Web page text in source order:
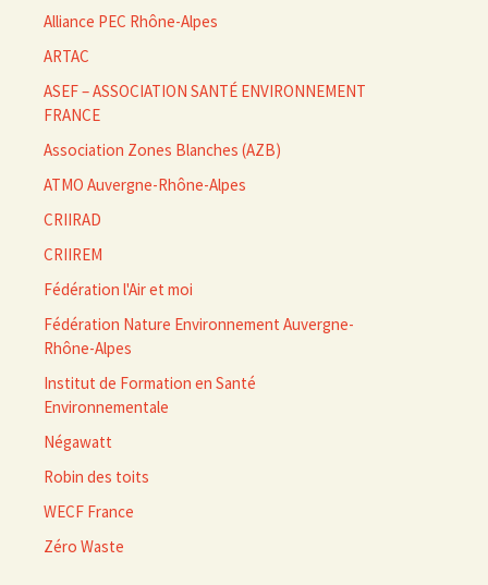
Alliance PEC Rhône-Alpes
ARTAC
ASEF – ASSOCIATION SANTÉ ENVIRONNEMENT
FRANCE
Association Zones Blanches (AZB)
ATMO Auvergne-Rhône-Alpes
CRIIRAD
CRIIREM
Fédération l'Air et moi
Fédération Nature Environnement Auvergne-
Rhône-Alpes
Institut de Formation en Santé
Environnementale
Négawatt
Robin des toits
WECF France
Zéro Waste